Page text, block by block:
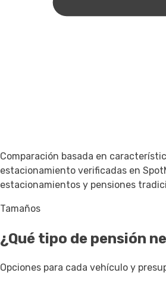
Comparación basada en
estacionamiento verificadas en
estacionamientos y pensiones
Tamaños
¿Qué tipo de pensión
Opciones para cada vehículo y